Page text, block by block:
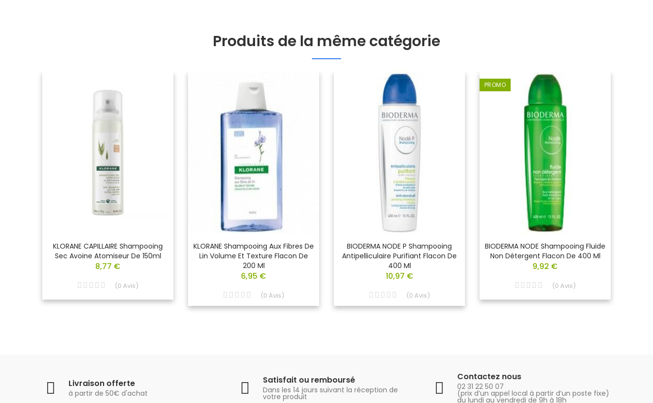
Produits de la même catégorie
KLORANE CAPILLAIRE Shampooing
Sec Avoine Atomiseur De 150ml
8,77 €
(0 Avis)
KLORANE Shampooing Aux Fibres De
Lin Volume Et Texture Flacon De
200 Ml
6,95 €
(0 Avis)
BIODERMA NODE P Shampooing
Antipelliculaire Purifiant Flacon De
400 Ml
10,97 €
(0 Avis)
PROMO
BIODERMA NODE Shampooing Fluide
Non Détergent Flacon De 400 Ml
9,92 €
(0 Avis)
Livraison offerte
à partir de 50€ d'achat
Satisfait ou remboursé
Dans les 14 jours suivant la réception de
votre produit
Contactez nous
02 31 22 50 07
(prix d’un appel local à partir d’un poste fixe)
du lundi au vendredi de 9h à 18h